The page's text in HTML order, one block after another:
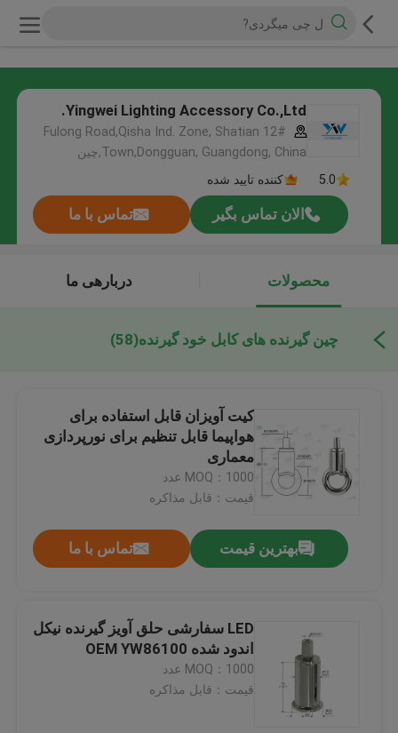
Yingwei Lighting Accessory Co.,Ltd.
12# Fulong Road,Qisha Ind. Zone, Shatian
Town,Dongguan, Guangdong, China,چین
5.0
کننده تایید شده
الان تماس بگیر تماس با ما
محصولات دربارهی ما
چین گیرنده های کابل خود گیرنده(58)
کیت آویزان قابل استفاده برای
هواپیما قابل تنظیم برای نورپردازی
معماری
MOQ：1000 عدد
قیمت：قابل مذاکره
بهترین قیمت تماس با ما
LED سفارشی حلق آویز گیرنده نیکل
اندود شده OEM YW86100
MOQ：1000 عدد
قیمت：قابل مذاکره